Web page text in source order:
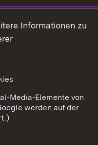
Informationen zu
Media-Elemente von
werden auf der